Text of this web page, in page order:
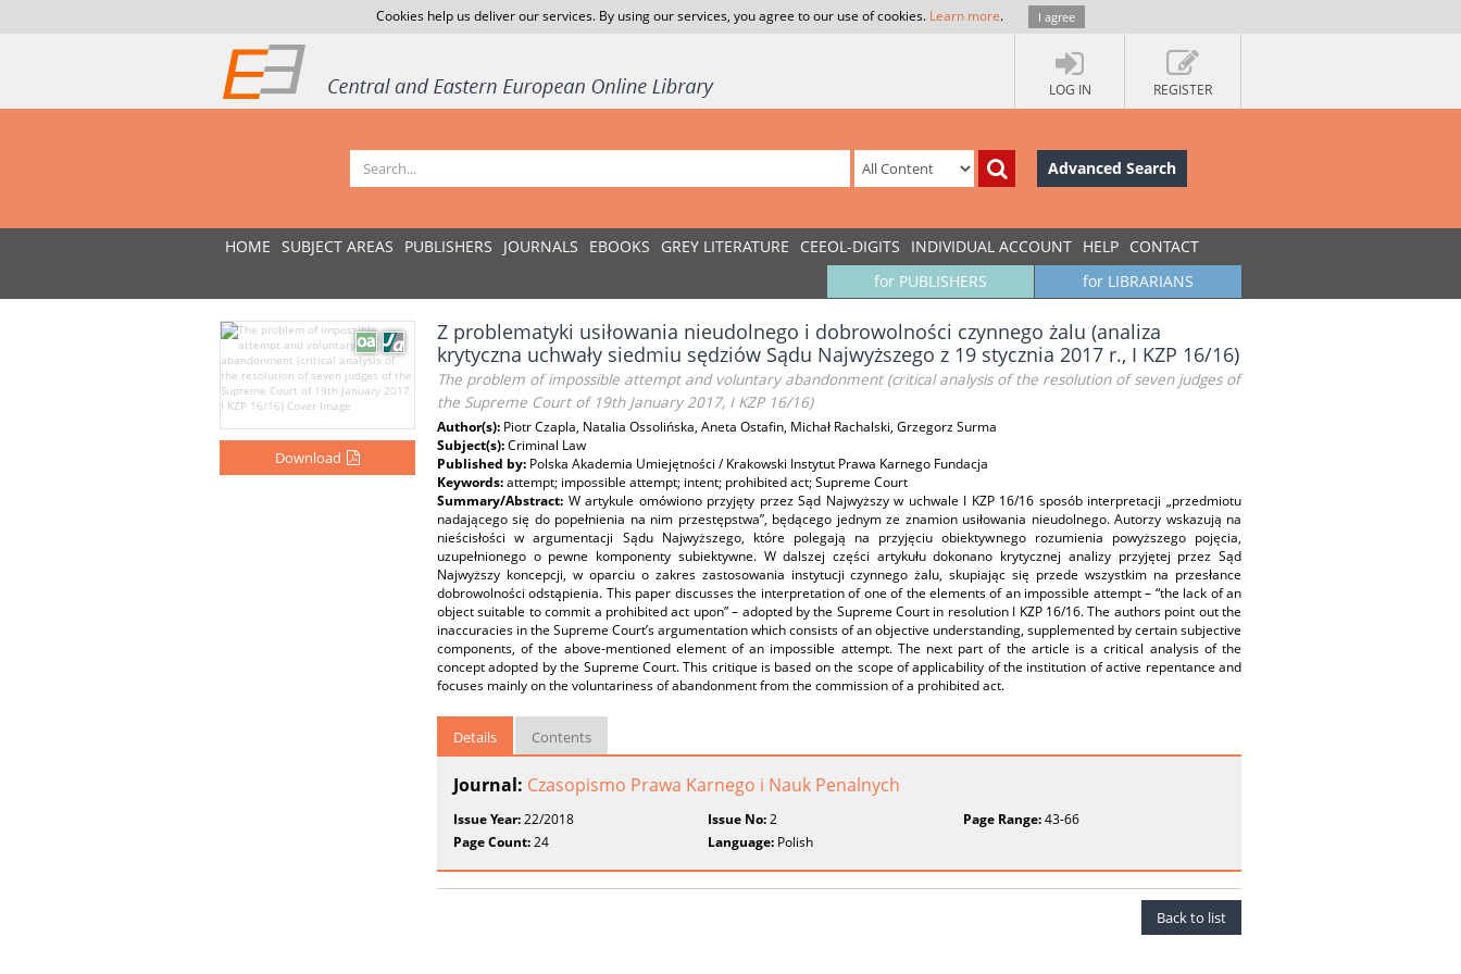
Cookies help us deliver our services. By using our services, you agree to our use of cookies. Learn more. I agree
LOG IN REGISTER
Advanced Search
HOME SUBJECT AREAS PUBLISHERS JOURNALS EBOOKS GREY LITERATURE CEEOL-DIGITS INDIVIDUAL ACCOUNT HELP CONTACT
for LIBRARIANS
for PUBLISHERS
Download
Z problematyki usiłowania nieudolnego i dobrowolności czynnego żalu (analiza
krytyczna uchwały siedmiu sędziów Sądu Najwyższego z 19 stycznia 2017 r., I KZP 16/16)
The problem of impossible attempt and voluntary abandonment (critical analysis of the resolution of seven judges of
the Supreme Court of 19th January 2017, I KZP 16/16)
Author(s): Piotr Czapla, Natalia Ossolińska, Aneta Ostafin, Michał Rachalski, Grzegorz Surma
Subject(s):Criminal Law
Published by: Polska Akademia Umiejętności / Krakowski Instytut Prawa Karnego Fundacja
Keywords:attempt; impossible attempt; intent; prohibited act; Supreme Court
Summary/Abstract: W artykule omówiono przyjęty przez Sąd Najwyższy w uchwale I KZP 16/16 sposób interpretacji „przedmiotu
nadającego się do popełnienia na nim przestępstwa”, będącego jednym ze znamion usiłowania nieudolnego. Autorzy wskazują na
nieścisłości w argumentacji Sądu Najwyższego, które polegają na przyjęciu obiektywnego rozumienia powyższego pojęcia,
uzupełnionego o pewne komponenty subiektywne. W dalszej części artykułu dokonano krytycznej analizy przyjętej przez Sąd
Najwyższy koncepcji, w oparciu o zakres zastosowania instytucji czynnego żalu, skupiając się przede wszystkim na przesłance
dobrowolności odstąpienia. This paper discusses the interpretation of one of the elements of an impossible attempt – “the lack of an
object suitable to commit a prohibited act upon” – adopted by the Supreme Court in resolution I KZP 16/16. The authors point out the
inaccuracies in the Supreme Court’s argumentation which consists of an objective understanding, supplemented by certain subjective
components, of the above-mentioned element of an impossible attempt. The next part of the article is a critical analysis of the
concept adopted by the Supreme Court. This critique is based on the scope of applicability of the institution of active repentance and
focuses mainly on the voluntariness of abandonment from the commission of a prohibited act.
Details Contents
Journal: Czasopismo Prawa Karnego i Nauk Penalnych
Issue Year:22/2018 Issue No:2 Page Range:43-66
Page Count:24 Language: Polish
Back to list